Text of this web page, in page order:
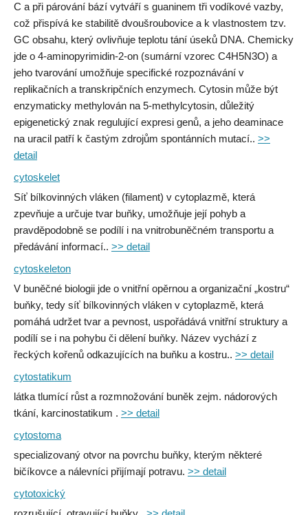
C a při párování bází vytváří s guaninem tři vodíkové vazby,
což přispívá ke stabilitě dvoušroubovice a k vlastnostem tzv.
GC obsahu, který ovlivňuje teplotu tání úseků DNA. Chemicky
jde o 4-aminopyrimidin-2-on (sumární vzorec C4H5N3O) a
jeho tvarování umožňuje specifické rozpoznávání v
replikačních a transkripčních enzymech. Cytosin může být
enzymaticky methylován na 5-methylcytosin, důležitý
epigenetický znak regulující expresi genů, a jeho deaminace
na uracil patří k častým zdrojům spontánních mutací.. >>
detail
cytoskelet
Síť bílkovinných vláken (filament) v cytoplazmě, která
zpevňuje a určuje tvar buňky, umožňuje její pohyb a
pravděpodobně se podílí i na vnitrobuněčném transportu a
předávání informací.. >> detail
cytoskeleton
V buněčné biologii jde o vnitřní opěrnou a organizační „kostru“
buňky, tedy síť bílkovinných vláken v cytoplazmě, která
pomáhá udržet tvar a pevnost, uspořádává vnitřní struktury a
podílí se i na pohybu či dělení buňky. Název vychází z
řeckých kořenů odkazujících na buňku a kostru.. >> detail
cytostatikum
látka tlumící růst a rozmnožování buněk zejm. nádorových
tkání, karcinostatikum . >> detail
cytostoma
specializovaný otvor na povrchu buňky, kterým některé
bičíkovce a nálevníci přijímají potravu. >> detail
cytotoxický